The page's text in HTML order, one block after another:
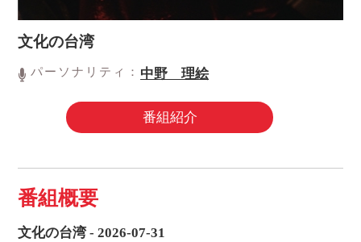
文化の台湾
パーソナリティ： 中野 理絵
番組紹介
番組概要
文化の台湾 - 2026-07-31